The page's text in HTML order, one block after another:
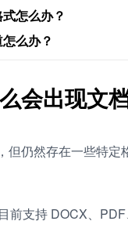
怎么办？
么办？
会出现文
但仍然存在一些特
目前支持 DOCX、